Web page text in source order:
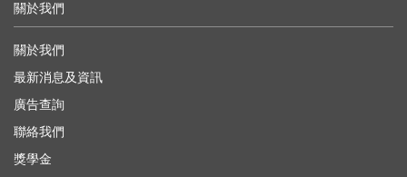
關於我們
關於我們
最新消息及資訊
廣告查詢
聯絡我們
獎學金